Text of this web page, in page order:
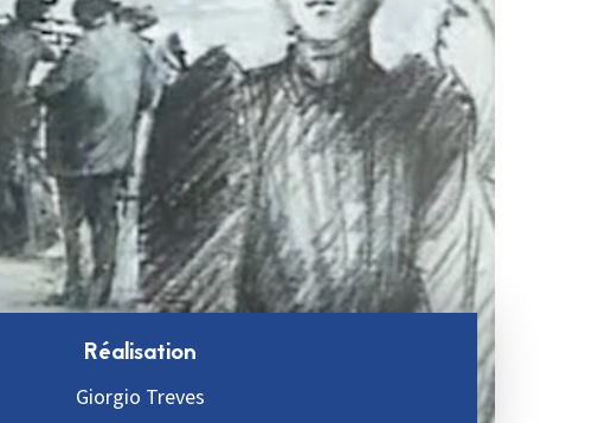
Réalisation
Giorgio Treves